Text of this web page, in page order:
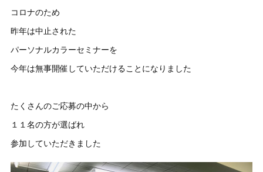
コロナのため
昨年は中止された
パーソナルカラーセミナーを
今年は無事開催していただけることになりました
たくさんのご応募の中から
１１名の方が選ばれ
参加していただきました